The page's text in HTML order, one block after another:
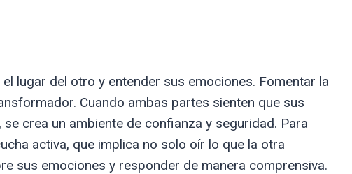
lugar del otro y entender sus emociones. Fomentar la
Cuando ambas partes sienten que sus
crea un ambiente de confianza y seguridad. Para
activa, que implica no solo oír lo que la otra
sus emociones y responder de manera comprensiva.